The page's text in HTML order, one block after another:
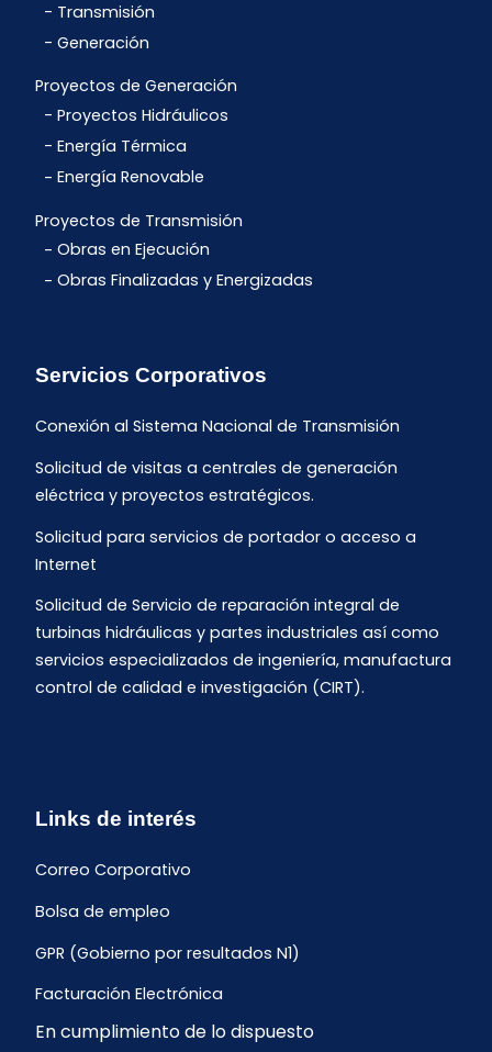
Transmisión
Generación
Proyectos de Generación
Proyectos Hidráulicos
Energía Térmica
Energía Renovable
Proyectos de Transmisión
Obras en Ejecución
Obras Finalizadas y Energizadas
Servicios Corporativos
Conexión al Sistema Nacional de Transmisión
Solicitud de visitas a centrales de generación
eléctrica y proyectos estratégicos.
Solicitud para servicios de portador o acceso a
Internet
Solicitud de Servicio de reparación integral de
turbinas hidráulicas y partes industriales así como
servicios especializados de ingeniería, manufactura
control de calidad e investigación (CIRT).
Links de interés
Correo Corporativo
Bolsa de empleo
GPR (Gobierno por resultados N1)
Facturación Electrónica
Archivo Histórico de Facturación
En cumplimiento de lo dispuesto